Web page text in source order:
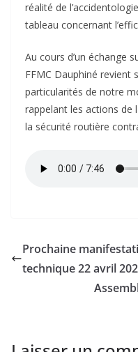
réalité de
tableau concernant
Au cours d’un échange
FFMC Dauphiné revient
particularités de notre
rappelant les actions de
la sécurité routière
Prochaine
technique 22 avril